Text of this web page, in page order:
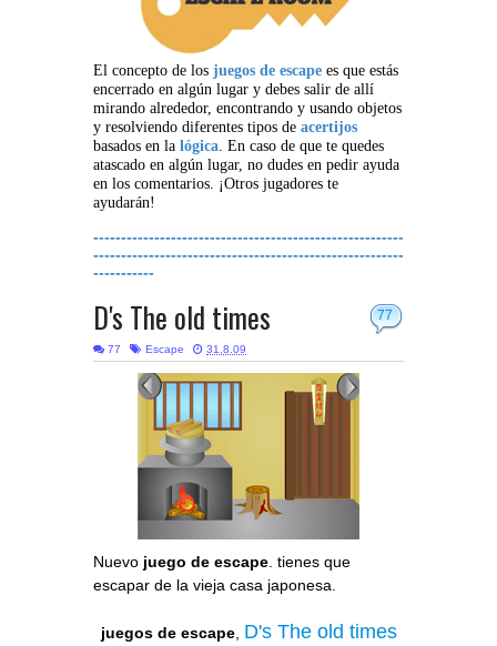
El concepto de los juegos de escape es que estás
encerrado en algún lugar y debes salir de allí
mirando alrededor, encontrando y usando objetos
y resolviendo diferentes tipos de acertijos
basados en la lógica. En caso de que te quedes
atascado en algún lugar, no dudes en pedir ayuda
en los comentarios. ¡Otros jugadores te
ayudarán!
--------------------------------------------------------
--------------------------------------------------------
-----------
77
D's The old times
77 Escape 31.8.09
Nuevo juego de escape. tienes que
escapar de la vieja casa japonesa.
juegos de escape, D's The old times